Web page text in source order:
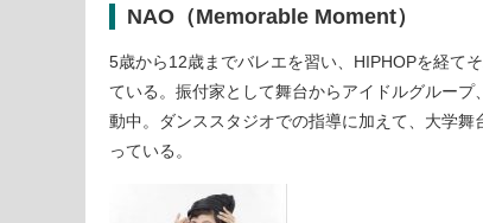
NAO（Memorable Moment）
5歳から12歳までバレエを習い、HIPHOPを経て
ている。振付家として舞台からアイドルグルー
動中。ダンススタジオでの指導に加えて、大学
っている。